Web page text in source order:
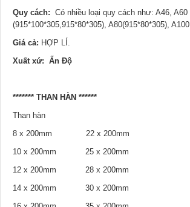
Quy cách: Có nhiều loại quy cách như: A46, A60
(915*100*305,915*80*305), A80(915*80*305), A100
Giá cả: HỢP LÍ.
Xuất xứ: Ấn Độ
******* THAN HÀN ******
Than hàn
8 x 200mm 22 x 200mm
10 x 200mm 25 x 200mm
12 x 200mm 28 x 200mm
14 x 200mm 30 x 200mm